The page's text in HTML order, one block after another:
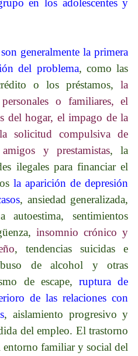
en los adolescentes y
generalmente la primera
del problema, como las
o los préstamos, la
o familiares, el
del hogar, el impago de la
solicitud compulsiva de
y prestamistas, la
ilegales para financiar el
la aparición de depresión
, ansiedad generalizada,
autoestima, sentimientos
insomnio crónico y
, tendencias suicidas e
de alcohol y otras
de escape,ruptura de
de las relaciones con
, aislamiento progresivo y
del empleo. El trastorno
entorno familiar y social del